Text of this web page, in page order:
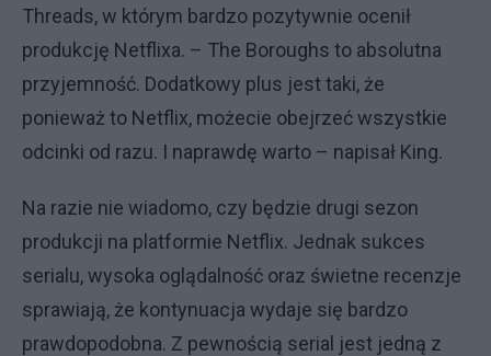
Threads, w którym bardzo pozytywnie ocenił
produkcję Netflixa. – The Boroughs to absolutna
przyjemność. Dodatkowy plus jest taki, że
ponieważ to Netflix, możecie obejrzeć wszystkie
odcinki od razu. I naprawdę warto – napisał King.
Na razie nie wiadomo, czy będzie drugi sezon
produkcji na platformie Netflix. Jednak sukces
serialu, wysoka oglądalność oraz świetne recenzje
sprawiają, że kontynuacja wydaje się bardzo
prawdopodobna. Z pewnością serial jest jedną z